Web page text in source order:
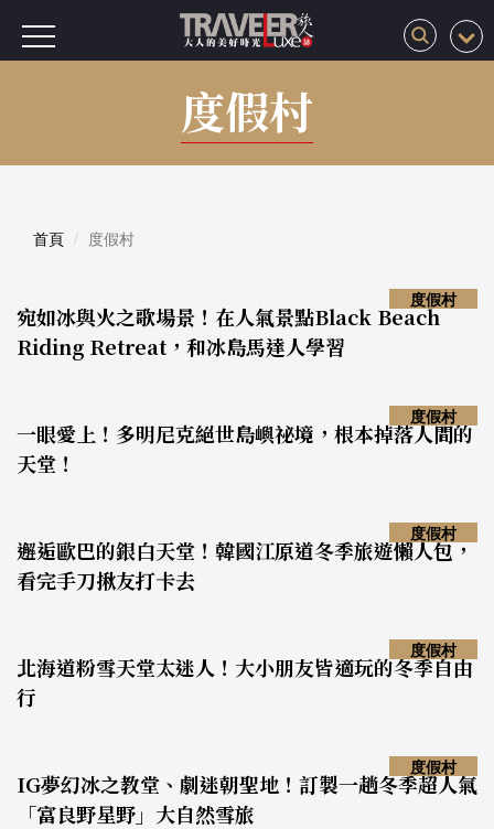
度假村
首頁 度假村
宛如冰與火之歌場景！在人氣景點Black Beach
Riding Retreat，和冰島馬達人學習
度假村
一眼愛上！多明尼克絕世島嶼祕境，根本掉落人間的
天堂！
度假村
邂逅歐巴的銀白天堂！韓國江原道冬季旅遊懶人包，
看完手刀揪友打卡去
度假村
北海道粉雪天堂太迷人！大小朋友皆適玩的冬季自由
行
度假村
IG夢幻冰之教堂、劇迷朝聖地！訂製一趟冬季超人氣
「富良野星野」大自然雪旅
度假村